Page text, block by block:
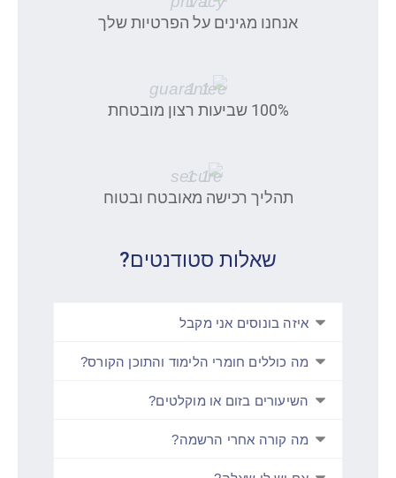
אנחנו מגינים על הפרטיות שלך
100% שביעות רצון מובטחת
תהליך רכישה מאובטח ובטוח
שאלות סטודנטים?​
איזה בונוסים אני מקבל
מה כוללים חומרי הלימוד והתוכן הקורס?
השיעורים בזום או מוקלטים?
מה קורה אחרי הרשמה?